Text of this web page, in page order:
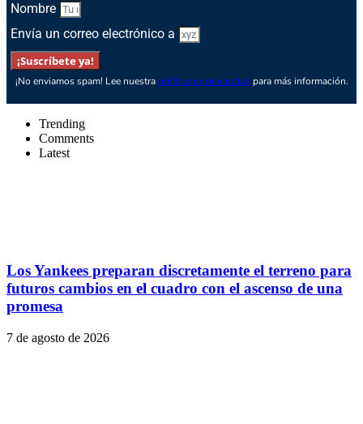
Nombre
Envía un correo electrónico a
¡Suscríbete ya!
¡No enviamos spam! Lee nuestra política de privacidad para más información.
Trending
Comments
Latest
Los Yankees preparan discretamente el terreno para
futuros cambios en el cuadro con el ascenso de una
promesa
7 de agosto de 2026